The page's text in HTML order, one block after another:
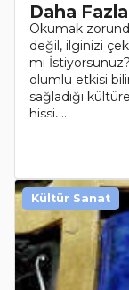
Daha
Okumak
değil, ilginizi
mı
olumlu etkisi
sağladığı
hissi, ..
Kültür Sanat